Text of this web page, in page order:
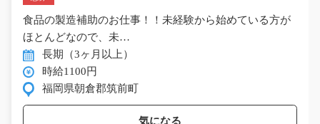
食品の製造補助のお仕事！！未経験から始めている方が
ほとんどなので、未…
長期（3ヶ月以上）
時給1100円
福岡県朝倉郡筑前町
気になる